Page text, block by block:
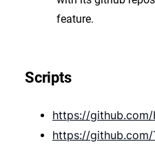
feature.
Scripts
https://
https://github.com/